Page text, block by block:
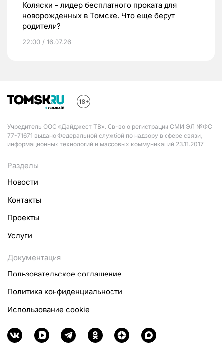
Коляски – лидер бесплатного проката для
новорожденных в Томске. Что еще берут
родители?
22:00 / 16.07.26
Учредитель ООО «Дайджест ТВ». Св-во о регистрации СМИ ЭЛ №ФС
77-71671 выдано Федеральной службой по надзору в сфере связи,
информационных технологий и массовых коммуникаций 23.11.2017
Разделы
Новости
Контакты
Проекты
Услуги
Документация
Пользовательское соглашение
Политика конфиденциальности
Использование cookie